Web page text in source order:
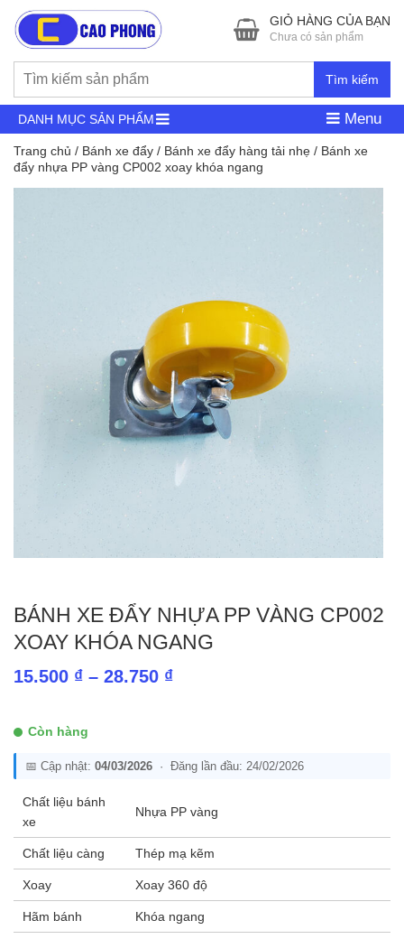
Tìm kiếm
GIỎ HÀNG CỦA BẠN
Chưa có sản phẩm
DANH MỤC SẢN PHẨM Menu
Trang chủ / Bánh xe đẩy / Bánh xe đẩy hàng tải nhẹ / Bánh xe
đẩy nhựa PP vàng CP002 xoay khóa ngang
BÁNH XE ĐẨY NHỰA PP VÀNG CP002
XOAY KHÓA NGANG
15.500 ₫ – 28.750 ₫Khoảng
đến
Còn hàng
📅 Cập nhật: 04/03/2026 · Đăng lần đầu: 24/02/2026
Chất liệu bánh
xe
Nhựa PP vàng
Chất liệu càng Thép mạ kẽm
Xoay Xoay 360 độ
Hãm bánh Khóa ngang